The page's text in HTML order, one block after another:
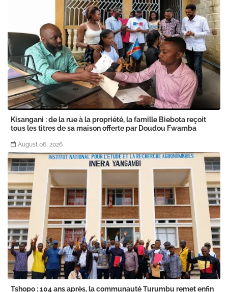
Kisangani : de la rue à la propriété, la famille Biebota reçoit
tous les titres de sa maison offerte par Doudou Fwamba
August 06, 2026
Tshopo : 104 ans après, la communauté Turumbu remet enfin